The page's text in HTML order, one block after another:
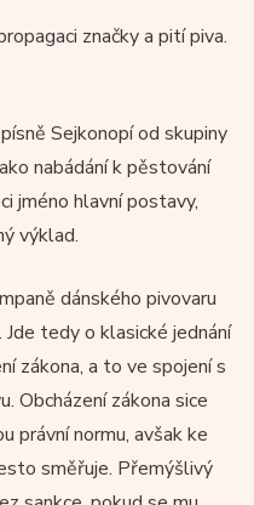
značky a pití piva.
Sejkonopí od skupiny
nabádání k pěstování
jméno hlavní postavy,
výklad.
dánského pivovaru
tedy o klasické jednání
zákona, a to ve spojení s
Obcházení zákona sice
právní normu, avšak ke
směřuje. Přemýšlivý